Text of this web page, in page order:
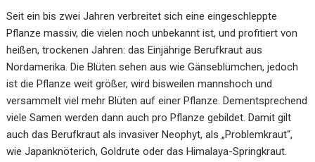
Seit ein bis zwei Jahren verbreitet sich eine eingeschleppte
Pflanze massiv, die vielen noch unbekannt ist, und profitiert von
heißen, trockenen Jahren: das Einjährige Berufkraut aus
Nordamerika. Die Blüten sehen aus wie Gänseblümchen, jedoch
ist die Pflanze weit größer, wird bisweilen mannshoch und
versammelt viel mehr Blüten auf einer Pflanze. Dementsprechend
viele Samen werden dann auch pro Pflanze gebildet. Damit gilt
auch das Berufkraut als invasiver Neophyt, als „Problemkraut“,
wie Japanknöterich, Goldrute oder das Himalaya-Springkraut.